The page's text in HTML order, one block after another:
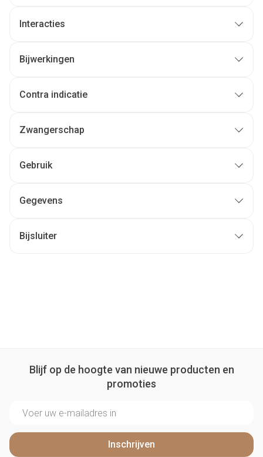
Interacties
Bijwerkingen
Contra indicatie
Zwangerschap
Gebruik
Gegevens
Bijsluiter
Blijf op de hoogte van nieuwe producten en
promoties
Inschrijven